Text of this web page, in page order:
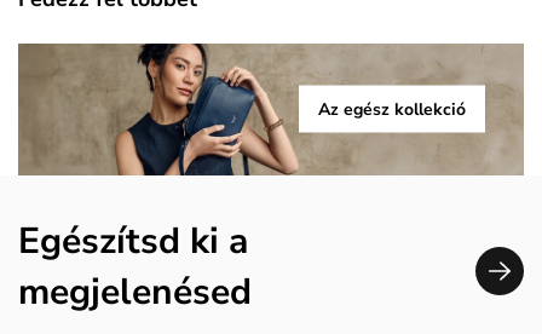
Az egész kollekció
Egészítsd ki a
megjelenésed